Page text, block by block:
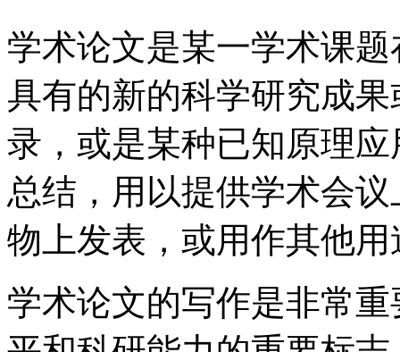
学术论文是某一学术课
具有的新的科学研究成
录，或是某种已知原理
总结，用以提供学术会
物上发表，或用作其他
学术论文的写作是非常